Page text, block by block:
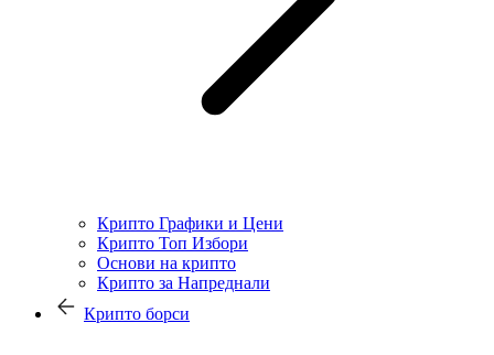
Крипто Графики и Цени
Крипто Топ Избори
Основи на крипто
Крипто за Напреднали
Крипто борси